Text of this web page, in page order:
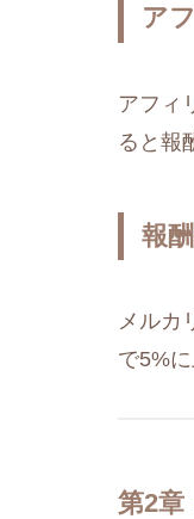
ア
アフィ
ると報
報
メルカ
で5%
第2章